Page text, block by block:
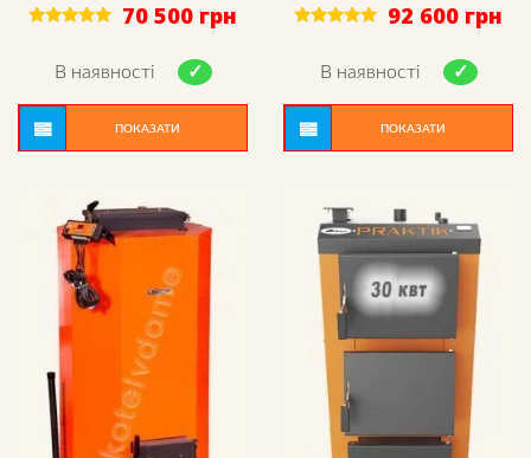
out of 5
70 500 грн
В наявності
ПОКАЗАТИ
out of 5
92 600 грн
В наявності
ПОКАЗАТИ